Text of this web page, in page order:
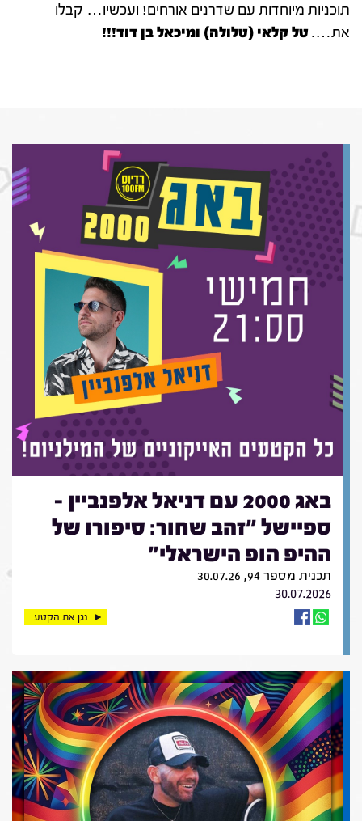
תוכניות מיוחדות עם שדרנים אורחים! ועכשיו… קבלו
את….טל קלאי (טלולה) ומיכאל בן דוד!!!
באג 2000 עם דניאל אלפנביין -
ספיישל "זהב שחור: סיפורו של
ההיפ הופ הישראלי"
תכנית מספר 94, 30.07.26
30.07.2026
נגן את הקטע